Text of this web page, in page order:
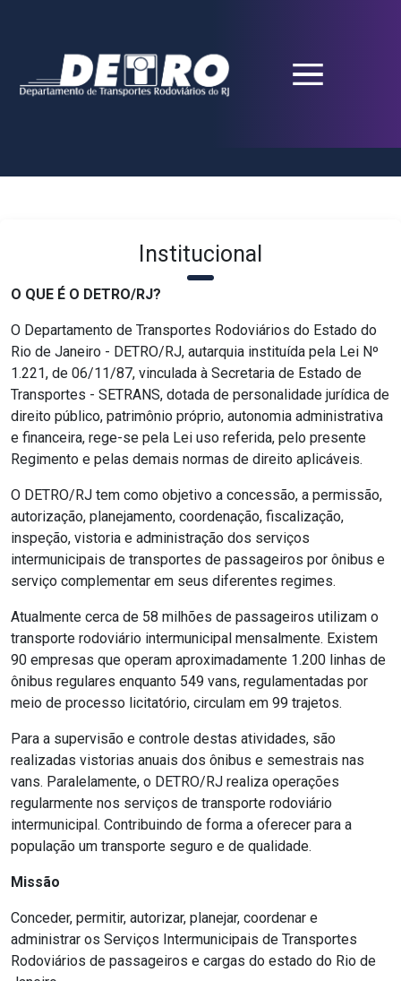
Institucional
O QUE É O DETRO/RJ?
O Departamento de Transportes Rodoviários do Estado do
Rio de Janeiro - DETRO/RJ, autarquia instituída pela Lei Nº
1.221, de 06/11/87, vinculada à Secretaria de Estado de
Transportes - SETRANS, dotada de personalidade jurídica de
direito público, patrimônio próprio, autonomia administrativa
e financeira, rege-se pela Lei uso referida, pelo presente
Regimento e pelas demais normas de direito aplicáveis.
O DETRO/RJ tem como objetivo a concessão, a permissão,
autorização, planejamento, coordenação, fiscalização,
inspeção, vistoria e administração dos serviços
intermunicipais de transportes de passageiros por ônibus e
serviço complementar em seus diferentes regimes.
Atualmente cerca de 58 milhões de passageiros utilizam o
transporte rodoviário intermunicipal mensalmente. Existem
90 empresas que operam aproximadamente 1.200 linhas de
ônibus regulares enquanto 549 vans, regulamentadas por
meio de processo licitatório, circulam em 99 trajetos.
Para a supervisão e controle destas atividades, são
realizadas vistorias anuais dos ônibus e semestrais nas
vans. Paralelamente, o DETRO/RJ realiza operações
regularmente nos serviços de transporte rodoviário
intermunicipal. Contribuindo de forma a oferecer para a
população um transporte seguro e de qualidade.
Missão
Conceder, permitir, autorizar, planejar, coordenar e
administrar os Serviços Intermunicipais de Transportes
Rodoviários de passageiros e cargas do estado do Rio de